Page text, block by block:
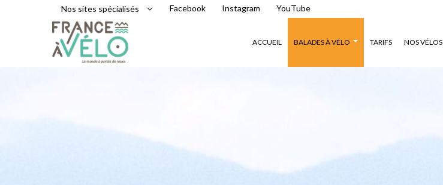
Nos sites spécialisés Facebook Instagram YouTube
ACCUEIL BALADES À VÉLO TARIFS NOS VÉLOS